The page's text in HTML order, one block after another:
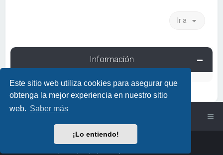
Este sitio web utiliza cookies para asegurar que
obtenga la mejor experiencia en nuestro sitio
web. Saber más
¡Lo entiendo!
Ir a
Información
phpBB
PlanetStyles